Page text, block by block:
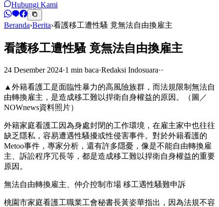
Hubungi Kami
Beranda›Berita›看護移工遭性騷 竟無法自由換雇主
看護移工遭性騷 竟無法自由換雇主
24 Desember 2024·1 min baca·Redaksi Indosuara··
▲外籍看護工是面臨性暴力的高風險族群，而法規限制無法自
由轉換雇主，是造成移工難以捍衛自身權益的原因。（圖／
NOWnews資料照片）
外籍家庭看護工因為身處封閉的工作環境，在雇主家中也往往
缺乏隱私，容易遭遇性騷擾或性侵害事件。對於外籍看護的
Metoo事件，專家分析，還有許多隱憂，像是不能自由轉換雇
主、訴訟程序冗長等，都是造成移工難以捍衛自身權益的重要
原因。
無法自由轉換雇主、仲介控制市場 移工遇性騷難申訴
桃園市家庭看護工職業工會秘書長黃姿華指出，因為法規不容